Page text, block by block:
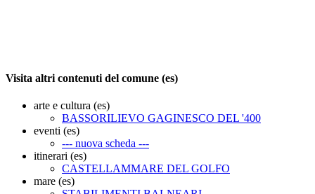
Visita altri contenuti del comune (es)
arte e cultura (es)
BASSORILIEVO GAGINESCO DEL '400
eventi (es)
--- nuova scheda ---
itinerari (es)
CASTELLAMMARE DEL GOLFO
mare (es)